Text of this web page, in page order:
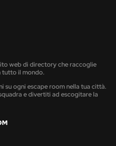
web di directory che raccoglie
tutto il mondo.
su ogni escape room nella tua città.
e divertiti ad escogitare la